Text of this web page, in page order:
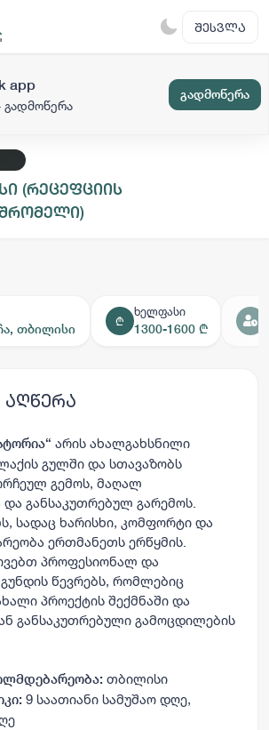
ᲨᲔᲡᲕᲚᲐ
app
გადმოწერა
გადმოწერა
(რეცეფციის
თბილისი
₾
ხელფასი
1300-1600 ₾
აღწერა
არის ახალგახსნილი
გულში და სთავაზობს
გემოს, მაღალ
და განსაკუთრებულ გარემოს.
სადაც ხარისხი, კომფორტი და
ერთმანეთს ერწყმის.
პროფესიონალ და
წევრებს, რომლებიც
პროექტის შექმნაში და
განსაკუთრებული გამოცდილების
თბილისი
9 საათიანი სამუშაო დღე,